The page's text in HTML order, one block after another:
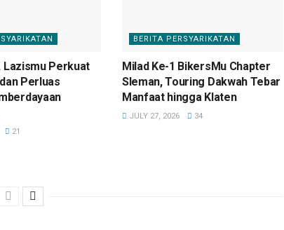
Lazismu Perkuat
Perluas
21
BERITA PERSYARIKATAN
Milad Ke-1 BikersMu Chapter
Sleman, Touring Dakwah Tebar
Manfaat hingga Klaten
JULY 27, 2026 34